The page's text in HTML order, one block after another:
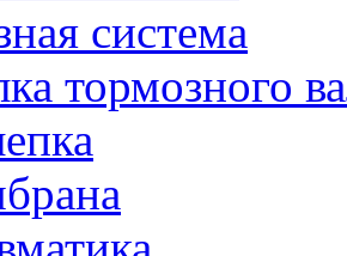
система
тормозного